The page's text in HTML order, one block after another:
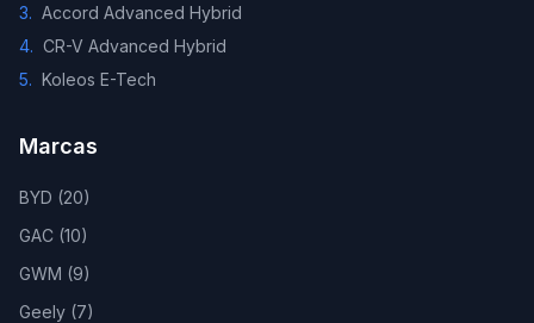
3. Accord Advanced Hybrid
4. CR-V Advanced Hybrid
5. Koleos E-Tech
Marcas
BYD (20)
GAC (10)
GWM (9)
Geely (7)